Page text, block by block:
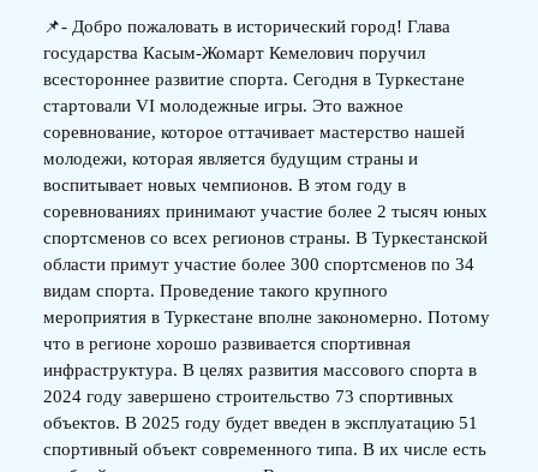
📌- Добро пожаловать в исторический город! Глава
государства Касым-Жомарт Кемелович поручил
всестороннее развитие спорта. Сегодня в Туркестане
стартовали VІ молодежные игры. Это важное
соревнование, которое оттачивает мастерство нашей
молодежи, которая является будущим страны и
воспитывает новых чемпионов. В этом году в
соревнованиях принимают участие более 2 тысяч юных
спортсменов со всех регионов страны. В Туркестанской
области примут участие более 300 спортсменов по 34
видам спорта. Проведение такого крупного
мероприятия в Туркестане вполне закономерно. Потому
что в регионе хорошо развивается спортивная
инфраструктура. В целях развития массового спорта в
2024 году завершено строительство 73 спортивных
объектов. В 2025 году будет введен в эксплуатацию 51
спортивный объект современного типа. В их числе есть